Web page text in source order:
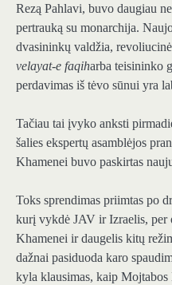
Rezą Pahlavi, buvo daugiau
pertrauką su monarchija.
dvasininkų valdžia,
velayat-e faqiharba teisininko
perdavimas iš tėvo sūnui yra
Tačiau tai įvyko anksti
šalies ekspertų asamblėjos
Khamenei buvo paskirtas
Toks sprendimas priimtas po
kurį vykdė JAV ir Izraelis, per
Khamenei ir daugelis kitų
dažnai pasiduoda karo
kyla klausimas, kaip